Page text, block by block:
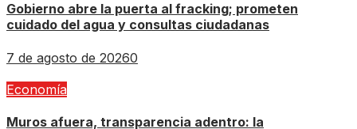
Gobierno abre la puerta al fracking; prometen
cuidado del agua y consultas ciudadanas
7 de agosto de 20260
Economía
Muros afuera, transparencia adentro: la